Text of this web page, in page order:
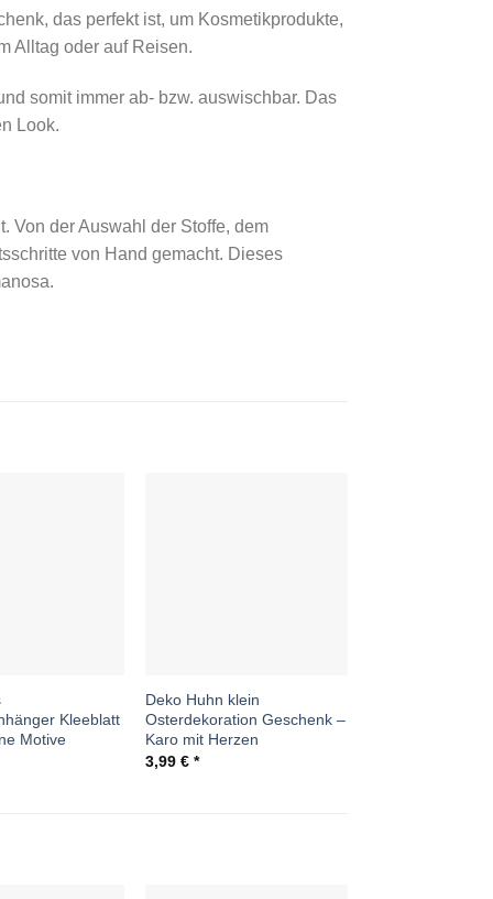
das perfekt ist, um Kosmetikprodukte,
Alltag oder auf Reisen.
somit immer ab- bzw. auswischbar. Das
Look.
Von der Auswahl der Stoffe, dem
von Hand gemacht. Dieses
Kleeblatt
Motive
Deko Huhn klein
Osterdekoration Geschenk –
Karo mit Herzen
3,99€